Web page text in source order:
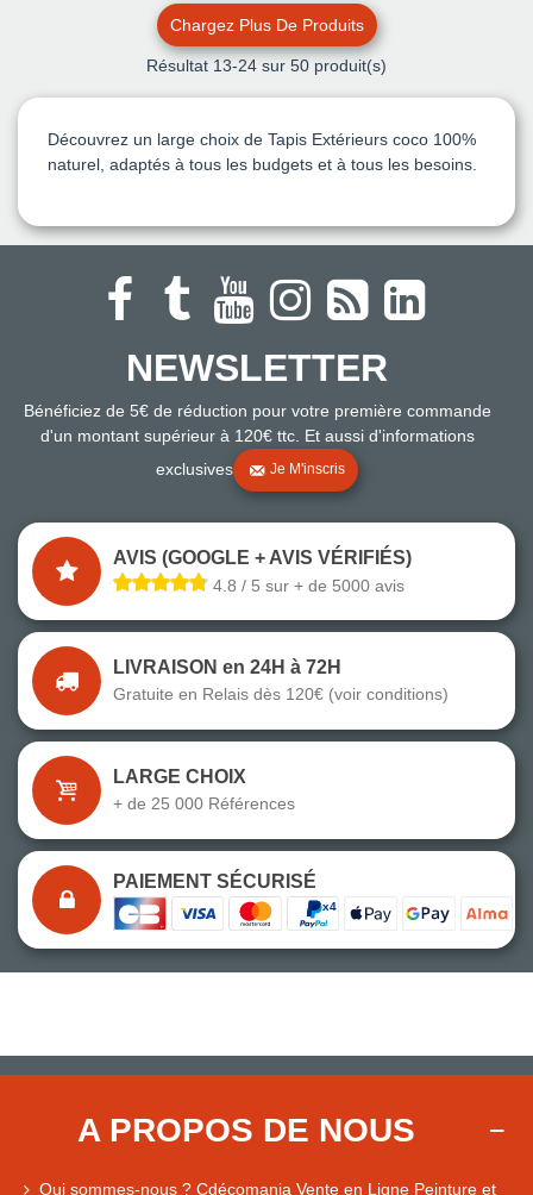
Chargez Plus De Produits
Résultat 13-24 sur 50 produit(s)
Découvrez un large choix de Tapis Extérieurs coco 100%
naturel, adaptés à tous les budgets et à tous les besoins.
NEWSLETTER
Bénéficiez de 5€ de réduction pour votre première commande
d'un montant supérieur à 120€ ttc. Et aussi d'informations
exclusives
Je M'inscris
AVIS (GOOGLE + AVIS VÉRIFIÉS)
4.8 / 5 sur + de 5000 avis
LIVRAISON en 24H à 72H
Gratuite en Relais dès 120€ (voir conditions)
LARGE CHOIX
+ de 25 000 Références
PAIEMENT SÉCURISÉ
A PROPOS DE NOUS
Qui sommes-nous ? Cdécomania Vente en Ligne Peinture et